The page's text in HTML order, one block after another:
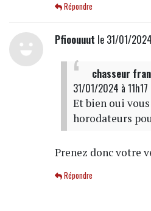
Répondre
Pfioouuut le 31/01/
chasseur
31/01/2024 à 11h17
Et bien oui vous
horodateurs
Prenez donc votre
Répondre